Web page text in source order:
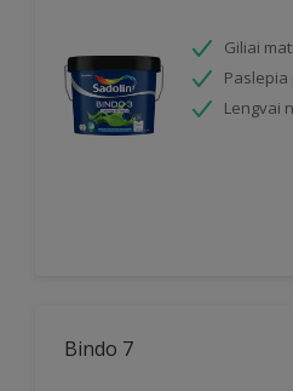
Giliai
Lengvai
Bindo 7